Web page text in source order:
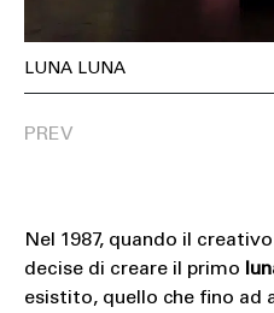
LUNA LUNA
Nel 1987, quando il
decise di creare il primo
esistito, quello che fino ad